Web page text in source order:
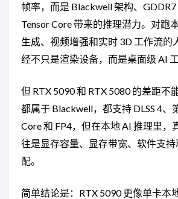
帧率，而是 Blackwell 架构、
Tensor Core 带来的推理潜力。对跑
生成、视频增强和实时 3D 工作流的
经不只是渲染设备，而是桌面级 AI
但 RTX 5090 和 RTX 5080 的差距不
都属于 Blackwell，都支持 DLSS 4、
Core 和 FP4，但在本地 AI 推理里，
往是显存容量、显存带宽、软件支
配。
简单结论是：RTX 5090 更像单卡本